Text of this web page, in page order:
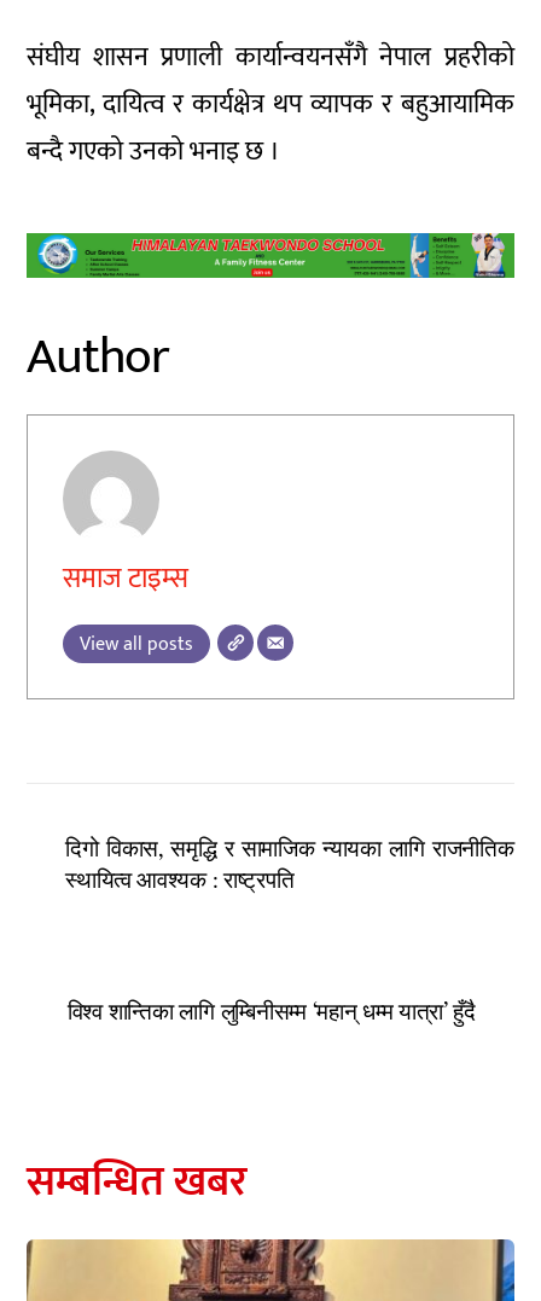
संघीय शासन प्रणाली कार्यान्वयनसँगै नेपाल प्रहरीको
भूमिका, दायित्व र कार्यक्षेत्र थप व्यापक र बहुआयामिक
बन्दै गएको उनको भनाइ छ ।
Author
समाज टाइम्स
View all posts
दिगो विकास, समृद्धि र सामाजिक न्यायका लागि राजनीतिक
स्थायित्व आवश्यक : राष्ट्रपति
विश्व शान्तिका लागि लुम्बिनीसम्म ‘महान् धम्म यात्रा’ हुँदै
सम्बन्धित खबर